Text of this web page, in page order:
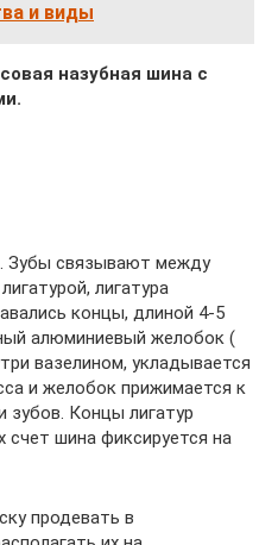
и виды
назубная шина с
Зубы связывают между
лигатура
концы, длиной 4-5
алюминиевый желобок (
вазелином, укладывается
и желобок прижимается к
зубов. Концы лигатур
счет шина фиксируется на
продевать в